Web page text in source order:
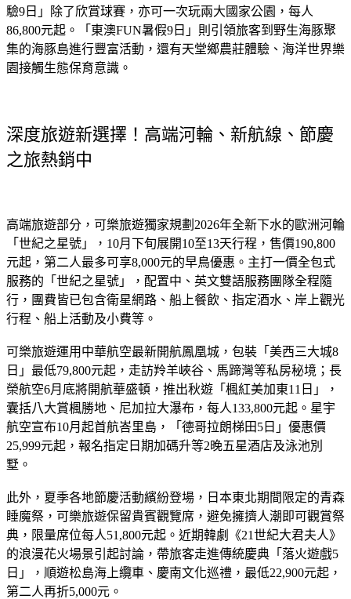
驗9日」除了欣賞球賽，亦可一次玩兩大國家公園，每人
86,800元起。「東澳FUN暑假9日」則引領旅客到野生海豚聚
集的海豚島進行豐富活動，還有天堂鄉農莊體驗、海洋世界樂
園接觸生態保育意識。
深度旅遊新選擇！高端河輪、新航線、節慶
之旅熱銷中
高端旅遊部分，可樂旅遊獨家規劃2026年全新下水的歐洲河輪
「世紀之星號」，10月下旬展開10至13天行程，售價190,800
元起，第二人最多可享8,000元的早鳥優惠。主打一價全包式
服務的「世紀之星號」，配置中、英文雙語服務團隊全程隨
行，團費皆已包含衛星網路、船上餐飲、指定酒水、岸上觀光
行程、船上活動及小費等。
可樂旅遊運用中華航空最新開航鳳凰城，包裝「美西三大城8
日」最低79,800元起，走訪羚羊峽谷、馬蹄灣等私房秘境；長
榮航空6月底將開航華盛頓，推出秋遊「楓紅美加東11日」，
囊括八大賞楓勝地、尼加拉大瀑布，每人133,800元起。星宇
航空宣布10月起首航峇里島，「德哥拉朗梯田5日」優惠價
25,999元起，報名指定日期加碼升等2晚五星酒店及泳池別
墅。
此外，夏季各地節慶活動繽紛登場，日本東北期間限定的青森
睡魔祭，可樂旅遊保留貴賓觀覽席，避免擁擠人潮即可觀賞祭
典，限量席位每人51,800元起。近期韓劇《21世紀大君夫人》
的浪漫花火場景引起討論，帶旅客走進傳統慶典「落火遊戲5
日」，順遊松島海上纜車、慶南文化巡禮，最低22,900元起，
第二人再折5,000元。